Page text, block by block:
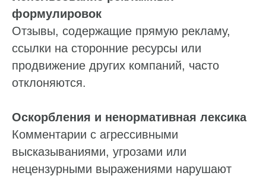
формулировок
Отзывы, содержащие прямую рекламу,
ссылки на сторонние ресурсы или
продвижение других компаний, часто
отклоняются.
Оскорбления и ненормативная лексика
Комментарии с агрессивными
высказываниями, угрозами или
нецензурными выражениями нарушают